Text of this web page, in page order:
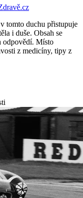
tomto duchu přistupuje
i duše. Obsah se
odpovědí. Místo
z medicíny, tipy z